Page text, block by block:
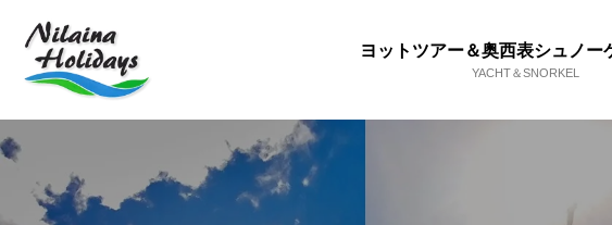
ヨットツアー＆奥西表シュノー
YACHT＆SNORKEL